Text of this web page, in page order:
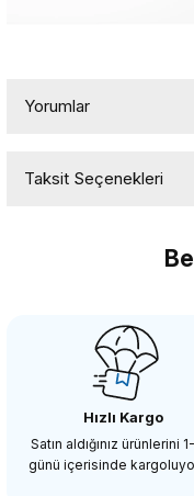
Yorumlar
Taksit Seçenekleri
Comica CVM-VS08 3,5
Hızlı Kargo
Satın aldığınız ürünlerini
günü içerisinde